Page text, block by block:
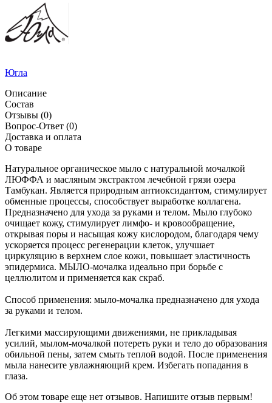
Югла
Описание
Состав
Отзывы (0)
Вопрос-Ответ (0)
Доставка и оплата
О товаре
Натуральное органическое мыло с натуральной мочалкой
ЛЮФФА и масляным экстрактом лечебной грязи озера
Тамбукан. Является природным антиоксидантом, стимулирует
обменные процессы, способствует выработке коллагена.
Предназначено для ухода за руками и телом. Мыло глубоко
очищает кожу, стимулирует лимфо- и кровообращение,
открывая поры и насыщая кожу кислородом, благодаря чему
ускоряется процесс регенерации клеток, улучшает
циркуляцию в верхнем слое кожи, повышает эластичность
эпидермиса. МЫЛО-мочалка идеально при борьбе с
целлюлитом и применяется как скраб.
Способ применения: мыло-мочалка предназначено для ухода
за руками и телом.
Легкими массирующими движениями, не прикладывая
усилий, мылом-мочалкой потереть руки и тело до образования
обильной пены, затем смыть теплой водой. После применения
мыла нанесите увлажняющий крем. Избегать попадания в
глаза.
Об этом товаре еще нет отзывов. Напишите отзыв первым!